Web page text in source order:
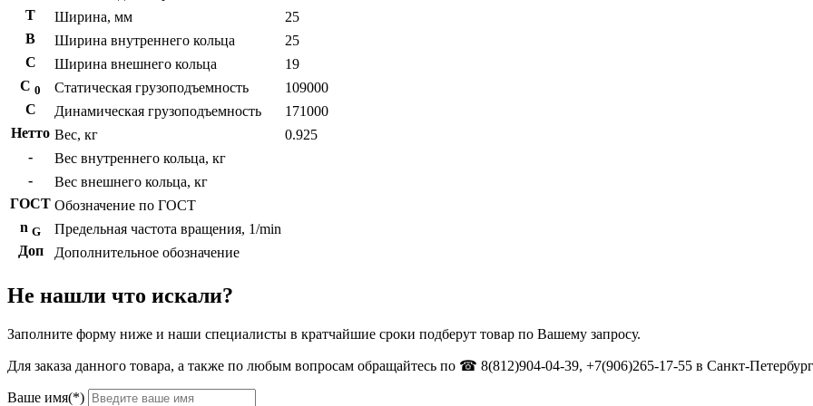
T
Ширина, мм
25
B
Ширина внутреннего кольца
25
С
Ширина внешнего кольца
19
С 0 Статическая грузоподъемность
109000
C
Динамическая грузоподъемность
171000
Нетто Вес, кг
0.925
-
Вес внутреннего кольца, кг
-
Вес внешнего кольца, кг
ГОСТ Обозначение по ГОСТ
n G
Предельная частота вращения, 1/min
Доп
Дополнительное обозначение
Не нашли что искали?
Заполните форму ниже и наши специалисты в кратчайшие сроки подберут товар по Вашему запросу.
Для заказа данного товара, а также по любым вопросам обращайтесь по ☎ 8(812)904-04-39, +7(906)265-17-55 в Санкт-
Ваше имя(*)